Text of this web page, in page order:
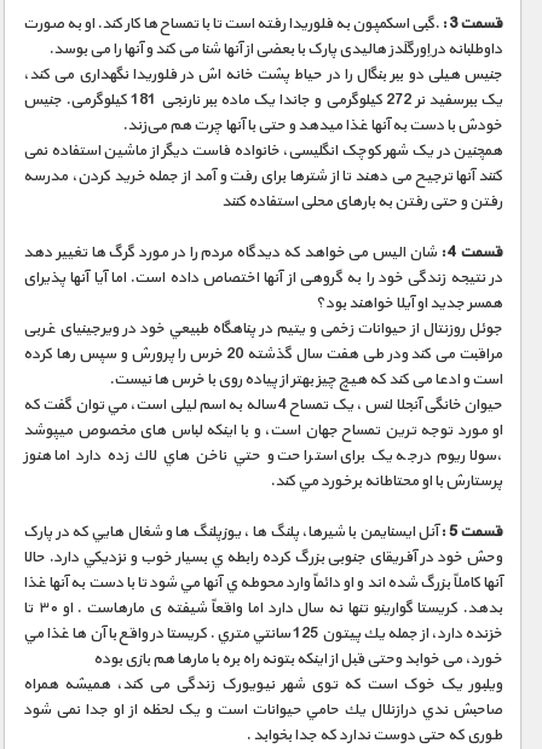
قسمت 3 :
.گبی اسکمپون به فلوریدا رفته است تا با تمساح ها کار کند. او به صورت
داوطلبانه در اِورگلَدز هالیدی پارک با بعضی از آنها شنا می کند و آنها را می بوسد.
جنیس هیلی دو ببر بنگال را در حیاط پشت خانه اش در فلوریدا نگهداری می کند،
یک ببرسفید نر 272 کیلوگرمی و جاندا یک ماده ببر نارنجی 181 کیلوگرمی. جنیس
خودش با دست به آنها غذا میدهد و حتی با آنها چرت هم می‌زند.
همچنین در یک شهر کوچک انگلیسی، خانواده فاست دیگر از ماشین استفاده نمی
کنند آنها ترجیح می دهند تا از شترها برای رفت و آمد از جمله خرید کردن، مدرسه
رفتن و حتی رفتن به بارهای محلی استفاده کنند
قسمت 4 :
شان الیس می خواهد که دیدگاه مردم را در مورد گرگ ها تغییر دهد
در نتيجه زندگی خود را به گروهی از آنها اختصاص داده است. اما آیا آنها پذیرای
همسر جدید او آیلا خواهند بود؟
جوئل روزنتال از حیوانات زخمی و یتیم در پناهگاه طبيعي خود در ویرجینیای غربی
مراقبت می کند ودر طی هفت سال گذشته 20 خرس را پرورش و سپس رها کرده
است و ادعا می کند که هیچ چیز بهتر از پیاده روی با خرس ها نیست.
حیوان خانگی آنجلا لنس ، یک تمساح 4 ساله به اسم لیلی است، مي توان گفت كه
او مورد توجه ترین تمساح جهان است، و با اينكه لباس های مخصوص ميپوشد
،سولاریوم درجه یک برای استراحت و حتي ناخن هاي لاك زده دارد اما هنوز
پرستارش با او محتاطانه برخورد مي كند.
قسمت 5 :
آنل ایسنايمن با شیرها، پلنگ ها ، یوزپلنگ ها و شغال هايي که در پارک
وحش خود در آفریقای جنوبی بزرگ كرده رابطه ي بسيار خوب و نزديكي دارد. حالا
آنها کاملاً بزرگ شده اند و او دائماً وارد محوطه ي آنها مي شود تا با دست به آنها غذا
بدهد. کریستا گوارینو تنها نه سال دارد اما واقعاً شیفته ی مارهاست . او ٣٠ تا
خزنده دارد، از جمله يك پيتون 125 سانتي متري . كريستا در واقع با آن ها غذا مي
خورد، می خوابد وحتی قبل از اینکه بتونه راه بره با مارها هم بازی بوده
ويلبور یک خوک است که توی شهر نیویورک زندگی می کند، همیشه همراه
صاحبش ندي درازنلال يك حامي حیوانات است و یک لحظه از او جدا نمی شود
طوری که حتی دوست ندارد که جدا بخوابد .